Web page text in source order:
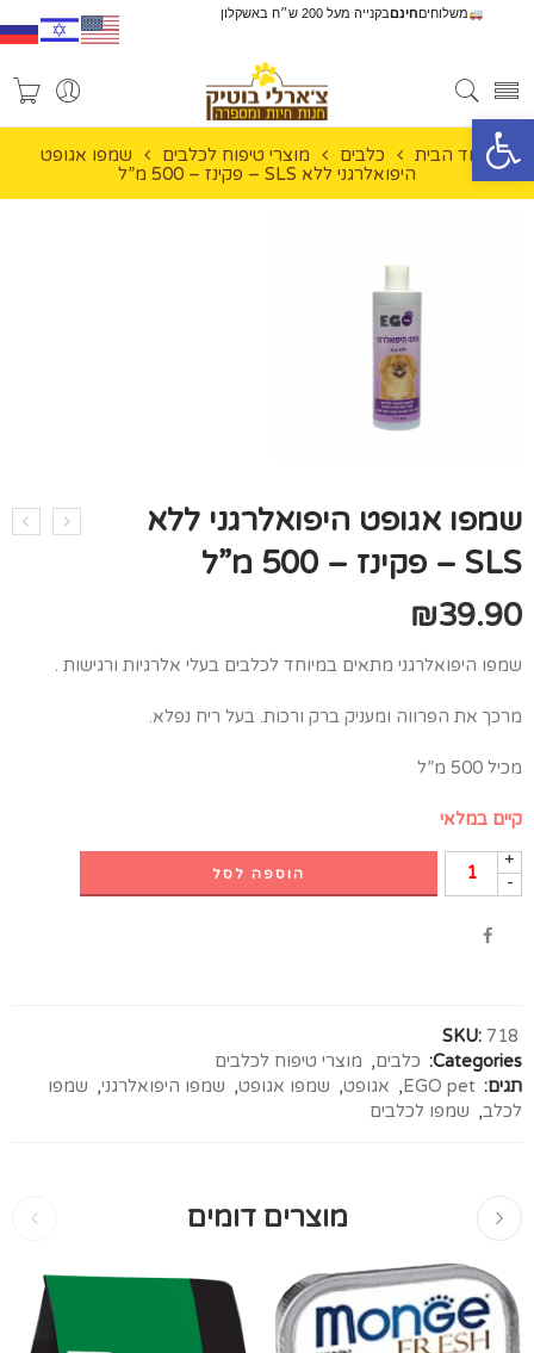
פתח סרגל נגישות
משלוחיםחינםבקנייה מעל 200 ש״ח באשקלון
עמוד הבית כלבים מוצרי טיפוח לכלבים
שמפו אגופט
היפואלרגני ללא SLS – פקינז – 500 מ”ל
שמפו אגופט היפואלרגני ללא
SLS – פקינז – 500 מ”ל
₪39.90
שמפו היפואלרגני מתאים במיוחד לכלבים בעלי אלרגיות ורגישות .
מרכך את הפרווה ומעניק ברק ורכות. בעל ריח נפלא.
מכיל 500 מ”ל
קיים במלאי
+
-
הוספה לסל
SKU: 718
Categories:
כלבים, מוצרי טיפוח לכלבים
תגים: EGO pet
, אגופט, שמפו אגופט, שמפו היפואלרגני, שמפו
לכלב, שמפו לכלבים
מוצרים דומים